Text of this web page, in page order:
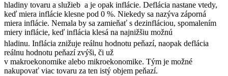
hladiny tovaru a služieb a je opak inflácie. Deflácia nastane vtedy,
keď miera inflácie klesne pod 0 %. Niekedy sa nazýva záporná
miera inflácie. Nemala by sa zamieňať s dezinfláciou, spomalením
miery inflácie, keď inflácia klesá na najnižšiu možnú
hladinu. Inflácia znižuje reálnu hodnotu peňazí, naopak deflácia
reálnu hodnotu peňazí zvýši, či už
v makroekonomike alebo mikroekonomike. Tým je možné
nakupovať viac tovaru za ten istý objem peňazí.